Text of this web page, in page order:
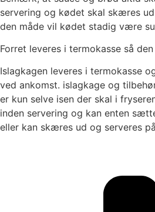
servering og kødet skal skæres
den måde vil kødet stadig være
Forret leveres i termokasse så
Islagkagen leveres i termokasse
ved ankomst. islagkage og
er kun selve isen der skal i
inden servering og kan enten
eller kan skæres ud og serveres